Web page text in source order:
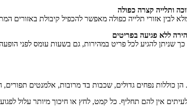
ותלייה קצרה כפולה
לבין אזורי תלייה כפולה מאפשר להכפיל קיבולת באזורים
ללא פגיעה בפריטים
שניתן להגיע לכל פריט במהירות, גם בשעות עומס לפני
כוללות נפחים גדולים, שכבות בד מרובות, אלמנטים תפורים,
אין להם תחליף. כל קמט, לחץ או חיכוך מיותר עלול